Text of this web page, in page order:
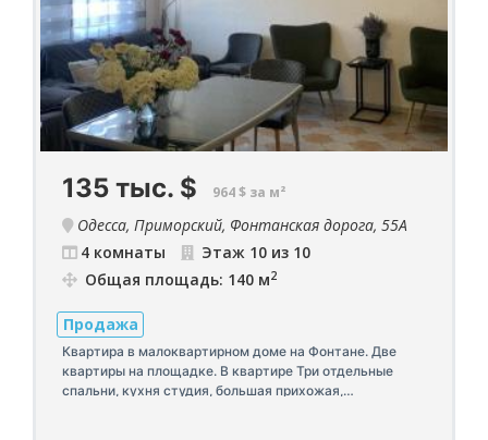
135 тыс. $ 964 $ за м²
Одесса, Приморский, Фонтанская дорога, 55А
4 комнаты
Этаж 10 из 10
Общая площадь: 140 м2
Продажа
Квартира в малоквартирном доме на Фонтане. Две
квартиры на площадке. В квартире Три отдельные
спальни, кухня студия, большая прихожая,